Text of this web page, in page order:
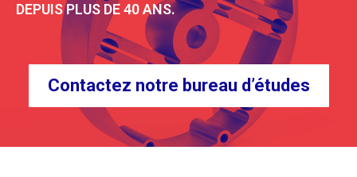
DEPUIS PLUS DE 40 ANS.
Contactez notre bureau d’études